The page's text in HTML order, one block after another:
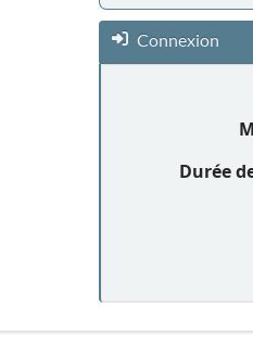
Connexion
Durée